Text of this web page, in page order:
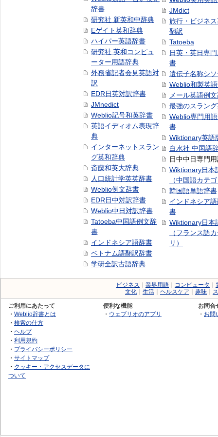
辞書
研究社 新英和中辞典
Eゲイト英和辞典
ハイパー英語辞書
研究社 英和コンピュ
ーター用語辞典
外務省記者会見英語対
訳
EDR日英対訳辞書
JMnedict
Weblio記号和英辞書
英語イディオム表現辞
典
インターネットスラン
グ英和辞典
斎藤和英大辞典
人口統計学英英辞書
Weblio例文辞書
EDR日中対訳辞書
Weblio中日対訳辞書
Tatoeba中国語例文辞
書
インドネシア語辞書
ベトナム語翻訳辞書
学研全訳古語辞典
JMdict
旅行・ビジネ
翻訳
Tatoeba
日英・英日専
書
遺伝子名称シ
Weblio和製英
メール英語例
最強のスラン
Weblio専門用
書
Wiktionary英語
白水社 中国語
日中中日専門
Wiktionary日本
（中国語カテ
韓国語単語辞書
インドネシア
書
Wiktionary日本
（フランス語
リ）
ビジネス 業界用語 コンピュータ
文化
生活 ヘルスケア 趣味
ご利用にあたって
・ Weblio辞書とは
・ 検索の仕方
・ ヘルプ
・ 利用規約
・ プライバシーポリシー
・ サイトマップ
・ クッキー・アクセスデータに
ついて
便利な機能
・ ウェブリオのアプリ
お問合
・ お問